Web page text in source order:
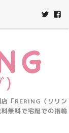
「RERING（リリン
無料で宅配での指輪